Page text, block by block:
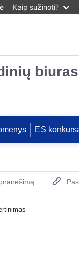
Kaip sužinoti?
biuras
ES